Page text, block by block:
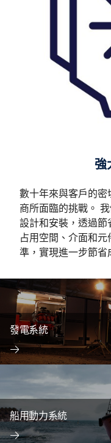
數十年來與客戶的密
商所面臨的挑戰。
設計和安裝，透過節
占用空間、介面和
準，實現進一步節省
發電系統
船用動力系統